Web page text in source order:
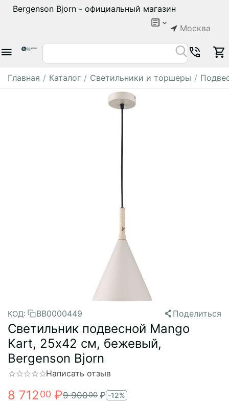
Bergenson Bjorn - официальный магазин
Москва
Главная / Каталог / Светильники и торшеры /
КОД: BB0000449 Поделиться
Светильник подвесной Mango
Kart, 25х42 см, бежевый,
Bergenson Bjorn
Написать отзыв
8 71200 ₽9 90000 ₽ -12%